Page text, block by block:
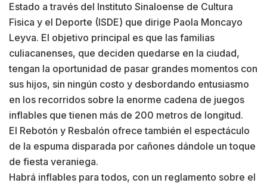
Estado a través del Instituto Sinaloense de Cultura
Fìsica y el Deporte (ISDE) que dirige Paola Moncayo
Leyva. El objetivo principal es que las familias
culiacanenses, que deciden quedarse en la ciudad,
tengan la oportunidad de pasar grandes momentos con
sus hijos, sin ningún costo y desbordando entusiasmo
en los recorridos sobre la enorme cadena de juegos
inflables que tienen más de 200 metros de longitud.
El Rebotón y Resbalón ofrece también el espectáculo
de la espuma disparada por cañones dándole un toque
de fiesta veraniega.
Habrá inflables para todos, con un reglamento sobre el